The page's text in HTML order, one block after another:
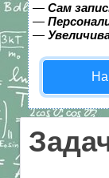
— Сам
—
—